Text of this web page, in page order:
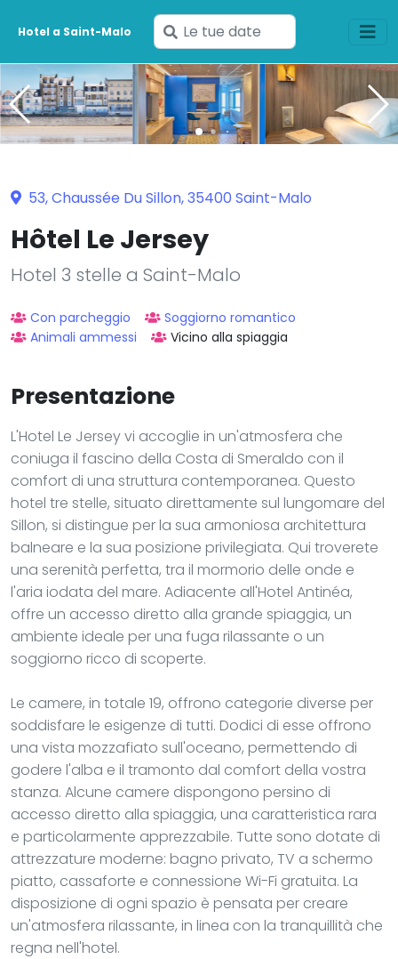
Hotel a Saint-Malo
Inserisci
le
tue
date
53, Chaussée Du Sillon, 35400 Saint-Malo
Hôtel Le Jersey
Hotel 3 stelle a Saint-Malo
Con parcheggio
Soggiorno romantico
Animali ammessi
Vicino alla spiaggia
Presentazione
L'Hotel Le Jersey vi accoglie in un'atmosfera che
coniuga il fascino della Costa di Smeraldo con il
comfort di una struttura contemporanea. Questo
hotel tre stelle, situato direttamente sul lungomare del
Sillon, si distingue per la sua armoniosa architettura
balneare e la sua posizione privilegiata. Qui troverete
una serenità perfetta, tra il mormorio delle onde e
l'aria iodata del mare. Adiacente all'Hotel Antinéa,
offre un accesso diretto alla grande spiaggia, un
ambiente ideale per una fuga rilassante o un
soggiorno ricco di scoperte.
Le camere, in totale 19, offrono categorie diverse per
soddisfare le esigenze di tutti. Dodici di esse offrono
una vista mozzafiato sull'oceano, permettendo di
godere l'alba e il tramonto dal comfort della vostra
stanza. Alcune camere dispongono persino di
accesso diretto alla spiaggia, una caratteristica rara
e particolarmente apprezzabile. Tutte sono dotate di
attrezzature moderne: bagno privato, TV a schermo
piatto, cassaforte e connessione Wi-Fi gratuita. La
disposizione di ogni spazio è pensata per creare
un'atmosfera rilassante, in linea con la tranquillità che
regna nell'hotel.